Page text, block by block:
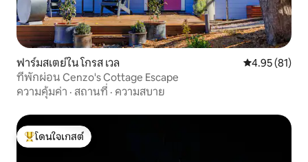
ฟาร์มสเตย์ใน โกรส เวล คะแนนเฉลี่ย
4.95 (81)
ที่พักผ่อน Cenzo's Cottage Escape
ความคุ้มค่า · สถานที่ · ความสบาย
โดนใจเกสต์ที่สุด
โดนใจเกสต์